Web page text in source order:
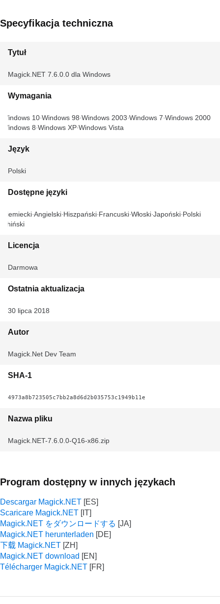
Specyfikacja techniczna
Tytuł
Magick.NET 7.6.0.0 dla Windows
Wymagania
Windows 10 Windows 98 Windows 2003 Windows 7 Windows 2000
Windows 8 Windows XP Windows Vista
Język
Polski
Dostępne języki
Niemiecki Angielski Hiszpański Francuski Włoski Japoński Polski
Chiński
Licencja
Darmowa
Ostatnia aktualizacja
30 lipca 2018
Autor
Magick.Net Dev Team
SHA-1
4973a8b723505c7bb2a8d6d2b035753c1949b11e
Nazwa pliku
Magick.NET-7.6.0.0-Q16-x86.zip
Program dostępny w innych językach
Descargar Magick.NET
Scaricare Magick.NET
Magick.NET をダウンロードする
Magick.NET herunterladen
下载 Magick.NET
Magick.NET download
Télécharger Magick.NET